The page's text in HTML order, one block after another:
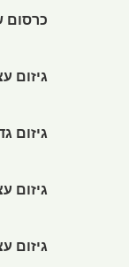
כרסום
גיזום
גיזום
גיזום
גיזום